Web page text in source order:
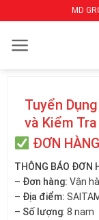
qua
nội
MD
Tuyển
và Kiểm
ĐƠN
THÔNG BÁO ĐƠN
– Đơn hàng: Vận
– Địa điểm:
– Số lượng: 8 nam